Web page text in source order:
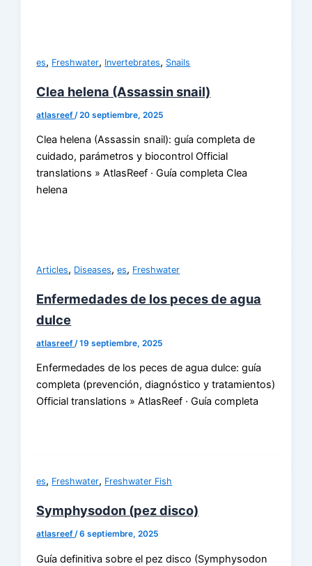
es, Freshwater, Invertebrates, Snails
Clea helena (Assassin snail)
atlasreef /20 septiembre, 2025
Clea helena (Assassin snail): guía completa de
cuidado, parámetros y biocontrol Official
translations » AtlasReef · Guía completa Clea
helena
Articles, Diseases,es, Freshwater
Enfermedades de los peces de agua
dulce
atlasreef/19 septiembre, 2025
Enfermedades de los peces de agua dulce: guía
completa (prevención, diagnóstico y tratamientos)
Official translations » AtlasReef · Guía completa
es, Freshwater, Freshwater Fish
Symphysodon (pez disco)
atlasreef/6 septiembre, 2025
Guía definitiva sobre el pez disco (Symphysodon